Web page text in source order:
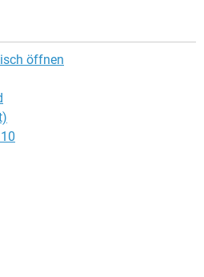
öffnen